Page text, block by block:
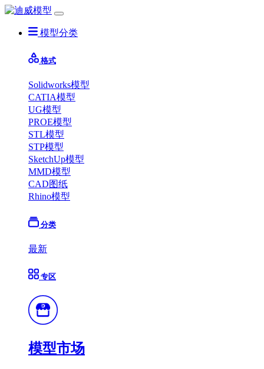
模型分类
格式
Solidworks模型
CATIA模型
UG模型
PROE模型
STL模型
STP模型
SketchUp模型
MMD模型
CAD图纸
Rhino模型
分类
最新
专区
模型市场